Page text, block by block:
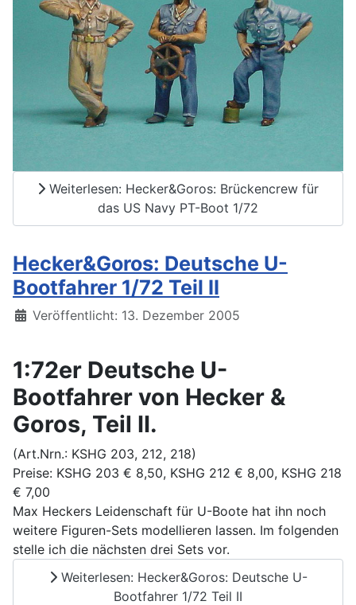
Weiterlesen: Hecker&Goros: Brückencrew für
das US Navy PT-Boot 1/72
Hecker&Goros: Deutsche U-
Bootfahrer 1/72 Teil II
Details
Veröffentlicht: 13. Dezember 2005
1:72er Deutsche U-
Bootfahrer von Hecker &
Goros, Teil II.
(Art.Nrn.: KSHG 203, 212, 218)
Preise: KSHG 203 € 8,50, KSHG 212 € 8,00, KSHG 218
€ 7,00
Max Heckers Leidenschaft für U-Boote hat ihn noch
weitere Figuren-Sets modellieren lassen. Im folgenden
stelle ich die nächsten drei Sets vor.
Weiterlesen: Hecker&Goros: Deutsche U-
Bootfahrer 1/72 Teil II